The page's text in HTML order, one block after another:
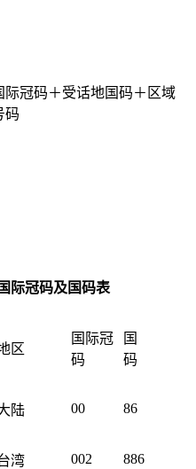
际冠码＋受话地国码＋区域
码
际冠码及国码表
区
国际冠
码
国
码
陆 00 86
湾 002 886